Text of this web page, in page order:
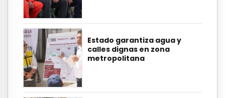
Estado garantiza agua y
calles dignas en zona
metropolitana